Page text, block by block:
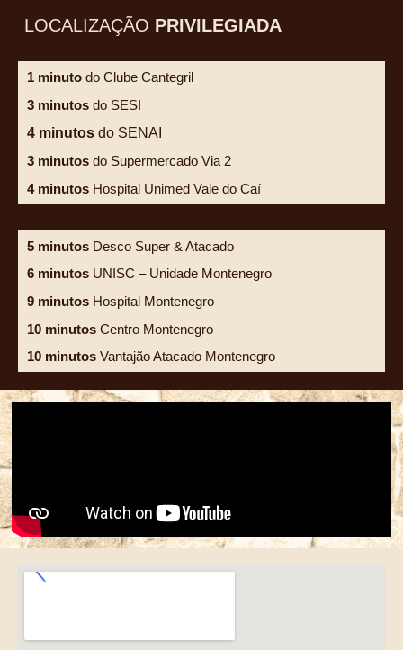
LOCALIZAÇÃO PRIVILEGIADA
1 minuto do Clube Cantegril
3 minutos do SESI
4 minutos do SENAI
3 minutos do Supermercado Via 2
4 minutos Hospital Unimed Vale do Caí
5 minutos Desco Super & Atacado
6 minutos UNISC – Unidade Montenegro
9 minutos Hospital Montenegro
10 minutos Centro Montenegro
10 minutos Vantajão Atacado Montenegro